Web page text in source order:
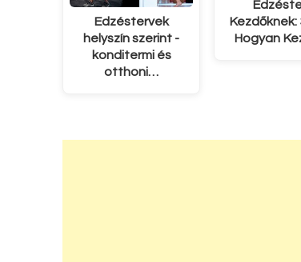
Edzéstervek
helyszín szerint -
konditermi és
otthoni…
Kezdőknek:
Hogyan